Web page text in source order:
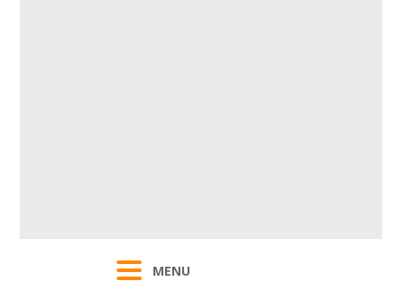
MENU